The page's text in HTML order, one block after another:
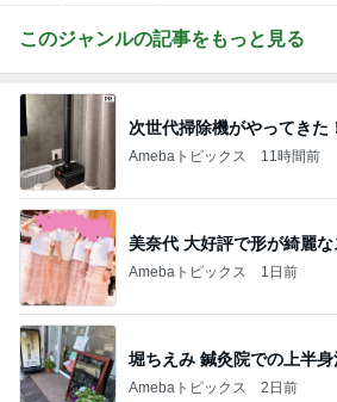
Amebaトピックス 11時間前
美奈代 大好評で形が綺麗な
Amebaトピックス 1日前
堀ちえみ 鍼灸院での上半身
Amebaトピックス 2日前